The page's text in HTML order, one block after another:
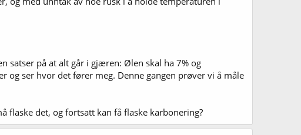
satser på at alt går i gjæren: Ølen skal ha 7% og
og ser hvor det fører meg. Denne gangen prøver vi å måle
flaske det, og fortsatt kan få flaske karbonering?